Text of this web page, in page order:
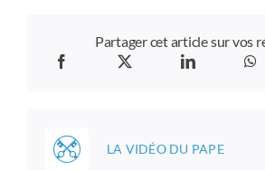
Partager cet article sur vos
LA VIDÉO DU PAPE